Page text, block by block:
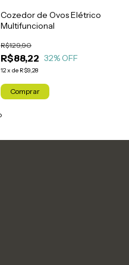
Cozedor de Ovos Elétrico
Multifuncional
R$88,22
R$129,90
32% OFF
12x de R$9,28
Comprar